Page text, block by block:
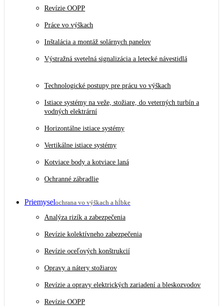
Revízie OOPP
Práce vo výškach
Inštalácia a montáž solárnych panelov
Výstražná svetelná signalizácia a letecké návestidlá
Technologické postupy pre prácu vo výškach
Istiace systémy na veže, stožiare, do veterných turbín a
vodných elektrární
Horizontálne istiace systémy
Vertikálne istiace systémy
Kotviace body a kotviace laná
Ochranné zábradlie
Priemyselochrana vo výškach a hĺbke
Analýza rizík a zabezpečenia
Revízie kolektívneho zabezpečenia
Revízie oceľových konštrukcií
Opravy a nátery stožiarov
Revízie a opravy elektrických zariadení a bleskozvodov
Revízie OOPP